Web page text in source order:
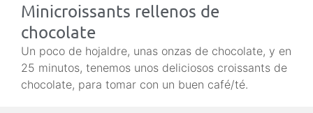
Minicroissants rellenos de
chocolate
Un poco de hojaldre, unas onzas de chocolate, y en
25 minutos, tenemos unos deliciosos croissants de
chocolate, para tomar con un buen café/té.